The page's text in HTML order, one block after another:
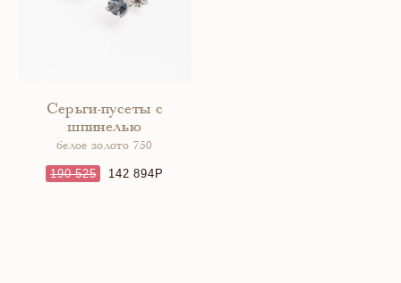
Серьги-пусеты с
шпинелью
белое золото 750
190 525 142 894